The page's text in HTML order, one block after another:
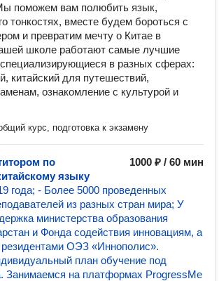
поможем вам полюбить язык,
тонкостях, вместе будем бороться с
и превратим мечту о Китае в
школе работают самые лучшие
в разных сферах:
китайский для путешествий,
ознакомление с культурой и
курс, подготовка к экзамену
по
языку
1000 ₽ / 60 мин
года; - Более 5000 проведенных
из разных стран мира; У
министерства образования
и Фонда содействия инновациям, а
ОЭЗ «Иннополис».
план обучение под
Занимаемся на платформах ProgressMe